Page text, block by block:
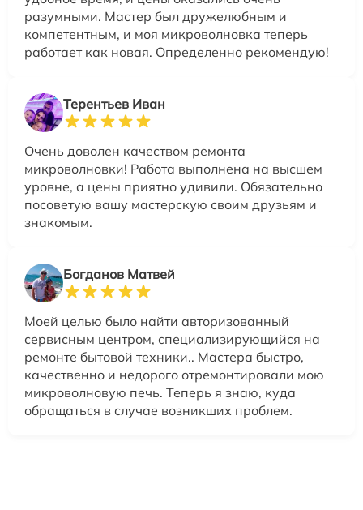
разумными. Мастер был дружелюбным и
компетентным, и моя микроволновка теперь
работает как новая. Определенно рекомендую!
Терентьев Иван
Очень доволен качеством ремонта
микроволновки! Работа выполнена на высшем
уровне, а цены приятно удивили. Обязательно
посоветую вашу мастерскую своим друзьям и
знакомым.
Богданов Матвей
Моей целью было найти авторизованный
сервисным центром, специализирующийся на
ремонте бытовой техники.. Мастера быстро,
качественно и недорого отремонтировали мою
микроволновую печь. Теперь я знаю, куда
обращаться в случае возникших проблем.